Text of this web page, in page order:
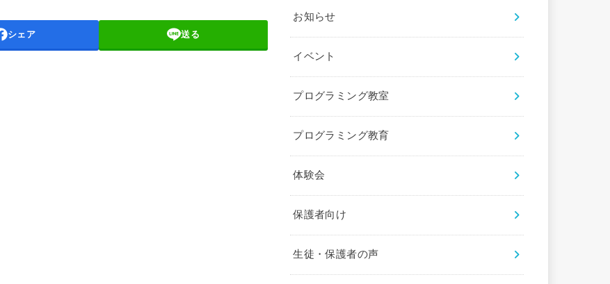
シェア 送る
お知らせ
イベント
プログラミング教室
プログラミング教育
体験会
保護者向け
生徒・保護者の声